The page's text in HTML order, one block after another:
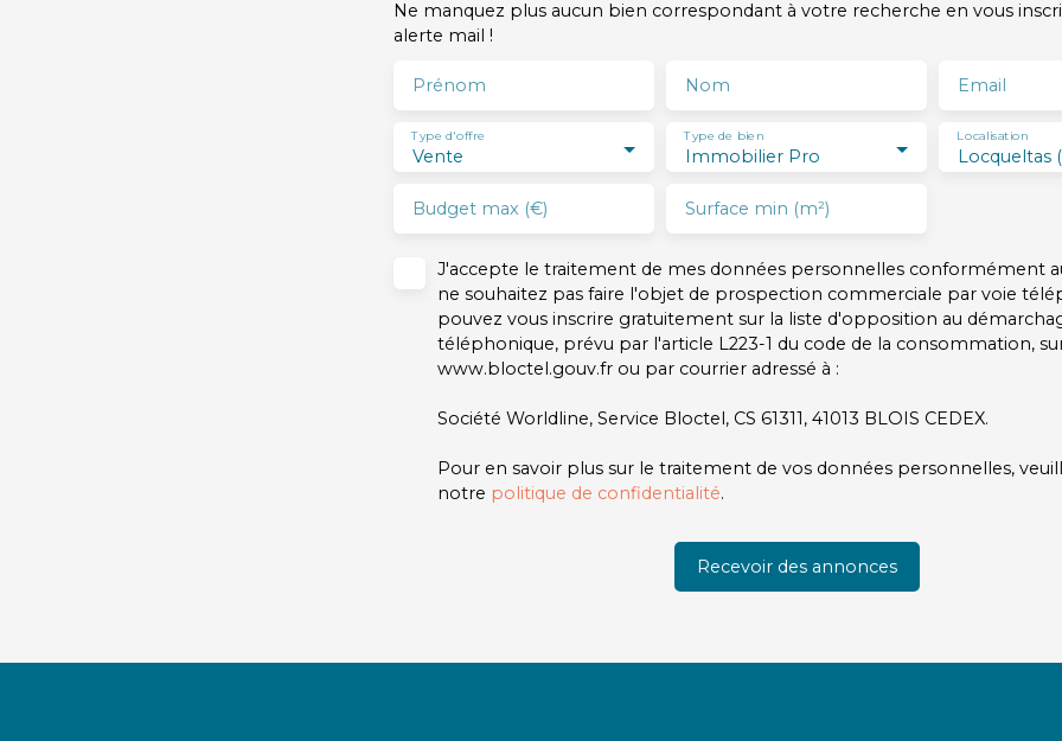
Ne manquez plus aucun bien correspondant à votre recherche en vous
alerte mail !
Prénom Nom Email
Vente
Type d'offre
Immobilier Pro
Type de bien
Locqueltas
Localisation
Budget max (€) Surface min (m²)
J'accepte le traitement de mes données personnelles conformément
ne souhaitez pas faire l'objet de prospection commerciale par voie
pouvez vous inscrire gratuitement sur la liste d'opposition au
téléphonique, prévu par l'article L223-1 du code de la consommation,
www.bloctel.gouv.fr ou par courrier adressé à :
Société Worldline, Service Bloctel, CS 61311, 41013 BLOIS CEDEX.
Pour en savoir plus sur le traitement de vos données personnelles,
notre politique de confidentialité.
Recevoir des annonces